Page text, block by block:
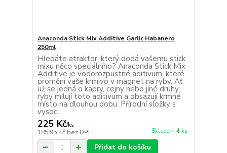
Anaconda Stick Mix Additive Garlic Habanero
250ml
Hledáte atraktor, který dodá vašemu stick
mixu něco speciálního? Anaconda Stick Mix
Additive je vodorozpustné aditivum, které
promění vaše krmivo v magnet na ryby. Ať
už se jedná o kapry, cejny nebo jiné druhy,
ryby milují toto aditivum a obsazují krmné
místo na dlouhou dobu. Přírodní složky s
vysoc...
225 Kč/ks
185,95 Kč bez DPH Skladem 4 ks
Přidat do košíku